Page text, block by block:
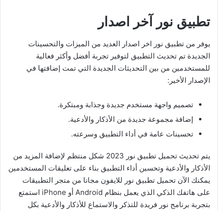
تطبيق نور آخر اصدار
يوفر من تطبيق نور اخر اصدار العديد من الميزات والتحسينات
الجديدة تم تحديث التطبيق لتوفير تجربة أفضل وأكثر فعالية
للمستخدمين من بين التحديثات الجديدة التي تمت إضافتها في
الإصدار الأخير:
تصميم واجهة مستخدم جديدة وجذابة ومبتكرة.
إضافة مجموعة جديدة من الأذكار والأدعية.
تحسينات عامة في أداء التطبيق وسرعته.
يتم تحديث تحميل تطبيق نور 2023 شكل منتظم لإضافة المزيد من
الأذكار والأدعية وتحسين أداء التطبيق بناء على تعليقات المستخدمين
يمكنك الآن تحميل تطبيق نور للايفون مجانا من متجر التطبيقات
على هاتفك الذكي الذي يعمل بنظام Android أو iPhone استمتع
بتجربة برنامج نور فريدة للتذكر والاستماع للأذكار والأدعية بكل